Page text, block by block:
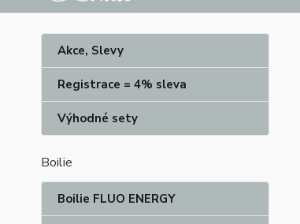
Akce, Slevy
Registrace = 4% sleva
Výhodné sety
Boilie
Boilie FLUO ENERGY